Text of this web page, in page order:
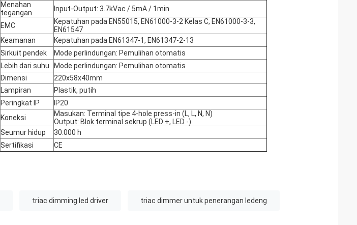
Menahan
tegangan
Input-Output: 3.7kVac / 5mA / 1min
EMC
Kepatuhan pada EN55015, EN61000-3-2 Kelas C, EN61000-3-3,
EN61547
Keamanan
Kepatuhan pada EN61347-1, EN61347-2-13
Sirkuit pendek
Mode perlindungan: Pemulihan otomatis
Lebih dari suhu
Mode perlindungan: Pemulihan otomatis
Dimensi
220x58x40mm
Lampiran
Plastik, putih
Peringkat IP
IP20
Koneksi
Masukan: Terminal tipe 4-hole press-in (L, L, N, N)
Output: Blok terminal sekrup (LED +, LED -)
Seumur hidup
30.000 h
Sertifikasi
CE
triac dimming led driver triac dimmer untuk penerangan ledeng